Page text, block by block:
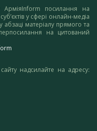
АрміяInform посилання на
у сфері онлайн-медіа
матеріалу прямого та
на цитований
надсилайте на адресу: